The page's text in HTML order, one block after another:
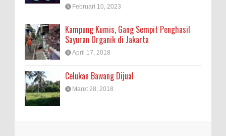
Februari 10, 2023
Kampung Kumis, Gang Sempit Penghasil
Sayuran Organik di Jakarta
April 17, 2018
Celukan Bawang Dijual
Maret 28, 2018